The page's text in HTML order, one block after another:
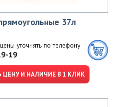
37л
уточнять по телефону
19
ЦЕНУ И НАЛИЧИЕ В 1 КЛИК